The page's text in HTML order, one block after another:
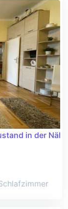
in der